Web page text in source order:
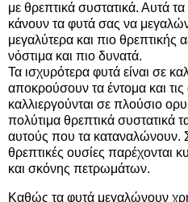
με θρεπτικά συστατικά. Αυτά
κάνουν τα φυτά σας να
μεγαλύτερα και πιο θρεπτικής
νόστιμα και πιο δυνατά.
Τα ισχυρότερα φυτά είναι σε
αποκρούσουν τα έντομα και
καλλιεργούνται σε πλούσιο
πολύτιμα θρεπτικά συστατικά
αυτούς που τα καταναλώνουν.
θρεπτικές ουσίες παρέχονται
και σκόνης πετρωμάτων.
Καθώς τα φυτά μεγαλώνουν